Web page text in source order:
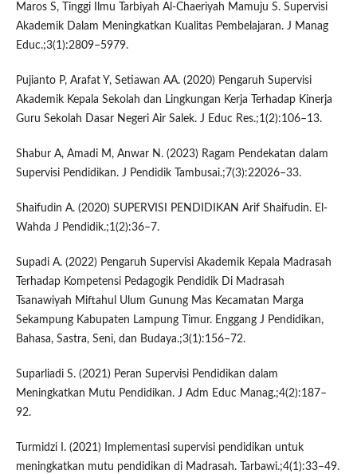
Maros S, Tinggi Ilmu Tarbiyah Al-Chaeriyah Mamuju S. Supervisi
Akademik Dalam Meningkatkan Kualitas Pembelajaran. J Manag
Educ.;3(1):2809–5979.
Pujianto P, Arafat Y, Setiawan AA. (2020) Pengaruh Supervisi
Akademik Kepala Sekolah dan Lingkungan Kerja Terhadap Kinerja
Guru Sekolah Dasar Negeri Air Salek. J Educ Res.;1(2):106–13.
Shabur A, Amadi M, Anwar N. (2023) Ragam Pendekatan dalam
Supervisi Pendidikan. J Pendidik Tambusai.;7(3):22026–33.
Shaifudin A. (2020) SUPERVISI PENDIDIKAN Arif Shaifudin. El-
Wahda J Pendidik.;1(2):36–7.
Supadi A. (2022) Pengaruh Supervisi Akademik Kepala Madrasah
Terhadap Kompetensi Pedagogik Pendidik Di Madrasah
Tsanawiyah Miftahul Ulum Gunung Mas Kecamatan Marga
Sekampung Kabupaten Lampung Timur. Enggang J Pendidikan,
Bahasa, Sastra, Seni, dan Budaya.;3(1):156–72.
Suparliadi S. (2021) Peran Supervisi Pendidikan dalam
Meningkatkan Mutu Pendidikan. J Adm Educ Manag.;4(2):187–
92.
Turmidzi I. (2021) Implementasi supervisi pendidikan untuk
meningkatkan mutu pendidikan di Madrasah. Tarbawi.;4(1):33–49.